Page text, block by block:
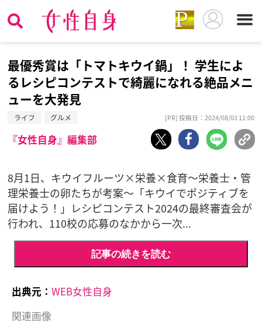
最優秀賞は「トマトキウイ鍋」！ 学生によ
るレシピコンテストで綺麗になれる絶品メニ
ューを大発見
ライフ グルメ [PR] 投稿日：2024/08/03 11:00
『女性自身』編集部
8月1日、キウイフルーツ×栄養×食育～栄養士・管
理栄養士の卵たちが考案～「キウイでポジティブを
届けよう！」レシピコンテスト2024の最終審査会が
行われ、110校の応募のなかから一次...
記事の続きを読む
出典元： WEB女性自身
関連画像